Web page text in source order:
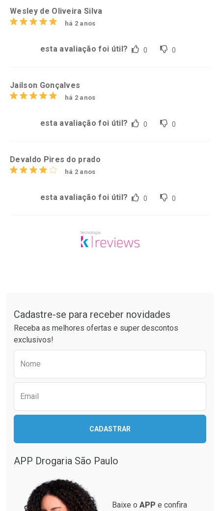
Wesley de Oliveira Silva
há 2 anos
esta avaliação foi útil? 0 0
Jailson Gonçalves
há 2 anos
esta avaliação foi útil? 0 0
Devaldo Pires do prado
há 2 anos
esta avaliação foi útil? 0 0
Cadastre-se para receber novidades
Receba as melhores ofertas e super descontos
exclusivos!
Nome
Email
CADASTRAR
APP Drogaria São Paulo
Baixe o APP e confira